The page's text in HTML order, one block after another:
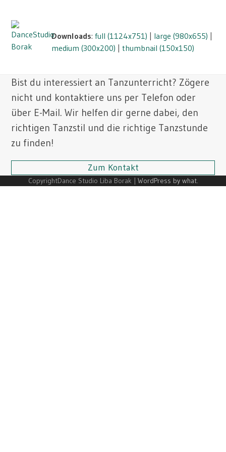
contentmobile
menu
mobile
menu
Downloads:full (1124x751) large (980x655)
medium (300x200) |thumbnail (150x150)
Bist du interessiert an Tanzunterricht? Zögere
nicht und kontaktiere uns per Telefon oder
über E-Mail. Wir helfen dir gerne dabei, den
richtigen Tanzstil und die richtige Tanzstunde
zu finden!
Zum Kontakt
CopyrightDance Studio Liba Borak | WordPress by what.